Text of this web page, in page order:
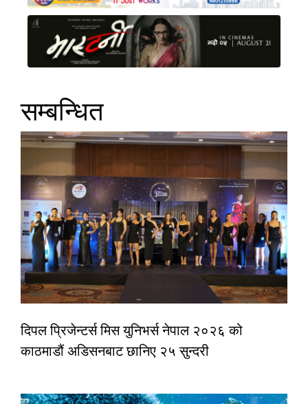
सम्बन्धित
दिपल प्रिजेन्टर्स मिस युनिभर्स नेपाल २०२६ को
काठमाडौं अडिसनबाट छानिए २५ सुन्दरी